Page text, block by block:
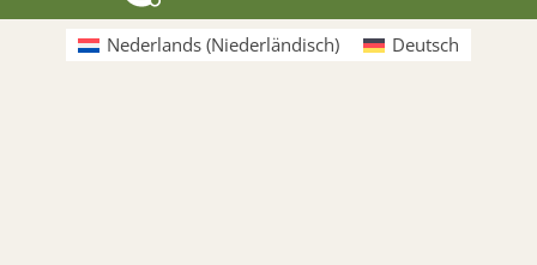
Nederlands (Niederländisch) Deutsch